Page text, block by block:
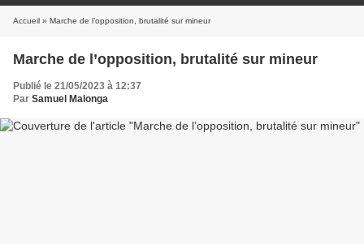
Accueil » Marche de l’opposition, brutalité sur mineur
Marche de l’opposition, brutalité sur mineur
Publié le 21/05/2023 à 12:37
Par Samuel Malonga